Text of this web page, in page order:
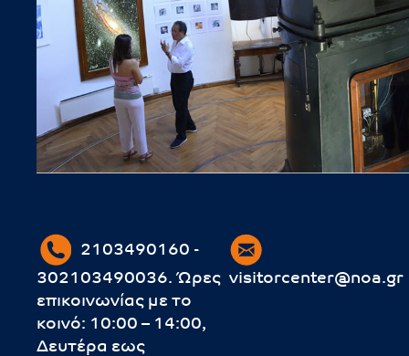
2103490160 -
302103490036. Ώρες
επικοινωνίας με το
κοινό: 10:00 – 14:00,
Δευτέρα εως
visitorcenter@noa.gr